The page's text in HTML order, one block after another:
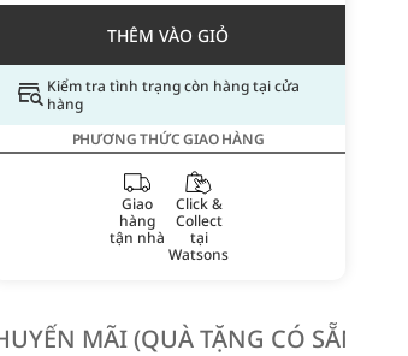
THÊM VÀO GIỎ
Kiểm tra tình trạng còn hàng tại cửa
hàng
PHƯƠNG THỨC GIAO HÀNG
Giao
hàng
tận nhà
Click &
Collect
tại
Watsons
MÃI (QUÀ TẶNG CÓ SẴN